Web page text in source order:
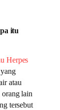
itu
Herpes
atau
orang lain
tersebut